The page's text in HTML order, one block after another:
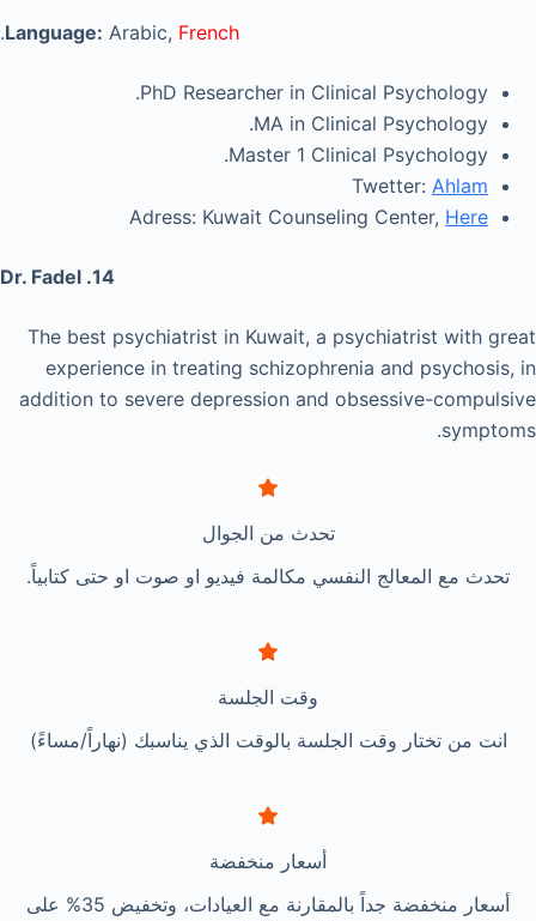
Language: Arabic, French
.
PhD Researcher in Clinical Psychology.
MA in Clinical Psychology.
Master 1 Clinical Psychology.
Twetter: Ahlam
Adress: Kuwait Counseling Center, Here
14. Dr. Fadel
The best psychiatrist in Kuwait, a psychiatrist with great
experience in treating schizophrenia and psychosis, in
addition to severe depression and obsessive-compulsive
symptoms.
تحدث من الجوال
تحدث مع المعالج النفسي مكالمة فيديو او صوت او حتى كتابياً.
وقت الجلسة
انت من تختار وقت الجلسة بالوقت الذي يناسبك (نهاراً/مساءً)
أسعار منخفضة
أسعار منخفضة جداً بالمقارنة مع العيادات، وتخفيض 35% على